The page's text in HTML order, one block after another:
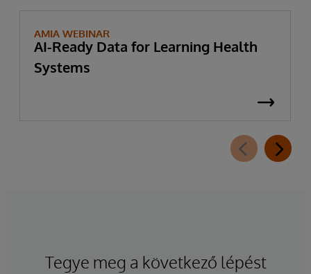
AMIA WEBINAR
AI-Ready Data for Learning Health
Systems
Tegye meg a következő lépést